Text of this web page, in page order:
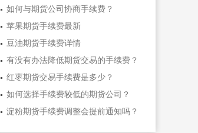
如何与期货公司协商手续费？
苹果期货手续费最新
豆油期货手续费详情
有没有办法降低期货交易的手续费？
红枣期货交易手续费是多少？
如何选择手续费较低的期货公司？
淀粉期货手续费调整会提前通知吗？